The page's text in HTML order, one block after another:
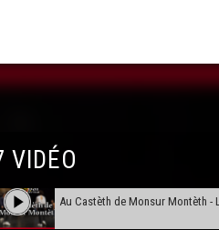
VIDÉO
Carilhon - Lo petit bal occitan
Au Castèth de Monsur Montèth -